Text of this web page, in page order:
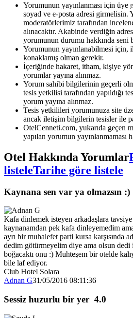
Yorumunun yayınlanması için üye
soyad ve e-posta adresi girmelisin.
moderatörlerimiz tarafından
alınacaktır. Akabinde verdiğin
yorumunun durumu hakkında seni
Yorumunun yayınlanabilmesi için,
konaklamış olman gerekir.
İçeriğinde hakaret, itham, kişiye
yorumlar yayına alınmaz.
Yorum sahibi bilgilerinin geçerli
tesis yetkilisi tarafından yapıldığı
yorum yayına alınmaz.
Tesis yetkilileri yorumunuza site
ancak iletişim bilgilerin tesisler ile
OtelCenneti.com, yukarıda geçen
yapılan yorumun yayınlanmaması
Otel Hakkında Yorumlar
listeleTarihe göre listele
Kaynana sen var ya olmazsın :)
Kafa dinlemek isteyen arkadaşlara
kaynanamdan pek kafa dinleyemedim
ayrı bir muhalefet parti kursa karşısında
dedim götürmeyelim diye ama olsun dedi
boğacaktı onu :) Muhteşem bir otelde
bile laf ediyor.
Club Hotel Solara
Adnan G31/05/2016 08:11:36
Sessiz huzurlu bir yer 4.0